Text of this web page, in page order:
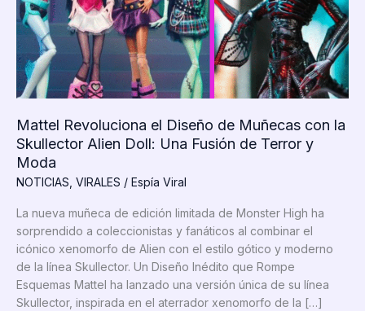
Mattel Revoluciona el Diseño de Muñecas con la
Skullector Alien Doll: Una Fusión de Terror y
Moda
NOTICIAS VIRALES / Espía Viral
La nueva muñeca de edición limitada de Monster High ha
sorprendido a coleccionistas y fanáticos al combinar el
icónico xenomorfo de Alien con el estilo gótico y moderno
de la línea Skullector. Un Diseño Inédito que Rompe
Esquemas Mattel ha lanzado una versión única de su línea
Skullector, inspirada en el aterrador xenomorfo de la […]